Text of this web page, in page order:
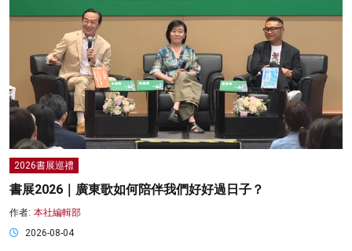
2026書展巡禮
書展2026｜廣東歌如何陪伴我們好好過日子？
作者: 本社編輯部
2026-08-04